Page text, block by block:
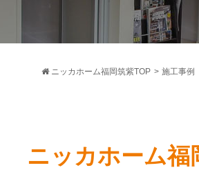
ニッカホーム福岡筑紫TOP > 施工事例
ニッカホーム福